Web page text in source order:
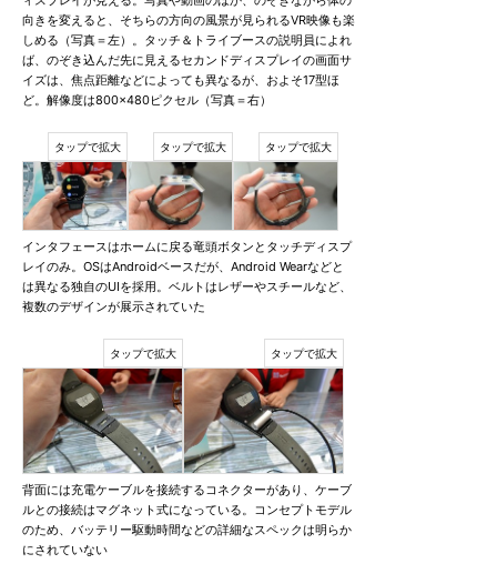
向きを変えると、そちらの方向の風景が見られるVR映像も楽
しめる（写真＝左）。タッチ＆トライブースの説明員によれ
ば、のぞき込んだ先に見えるセカンドディスプレイの画面サ
イズは、焦点距離などによっても異なるが、およそ17型ほ
ど。解像度は800×480ピクセル（写真＝右）
インタフェースはホームに戻る竜頭ボタンとタッチディスプ
レイのみ。OSはAndroidベースだが、Android Wearなどと
は異なる独自のUIを採用。ベルトはレザーやスチールなど、
複数のデザインが展示されていた
背面には充電ケーブルを接続するコネクターがあり、ケーブ
ルとの接続はマグネット式になっている。コンセプトモデル
のため、バッテリー駆動時間などの詳細なスペックは明らか
にされていない